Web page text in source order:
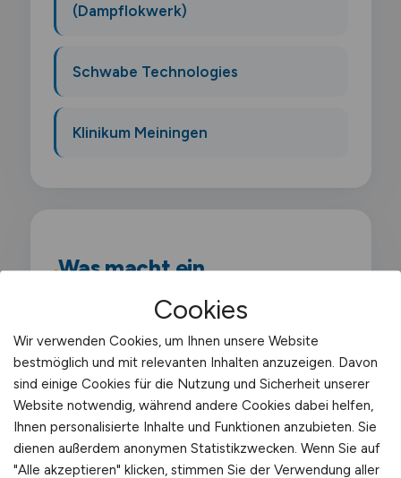
(Dampflokwerk)
Schwabe Technologies
Klinikum Meiningen
Was macht ein
Fahrzeugaufbereiter?
Als Fahrzeugaufbereiter bereitest du
Fahrzeuge professionell auf und bringst sie
in einen sauberen. gepflegten Zustand. Du
reinigst Innen- und Außenbereiche von
PKW. LKW und Nutzfahrzeugen und sorgst
Cookies
Wir verwenden Cookies, um Ihnen unsere Website
bestmöglich und mit relevanten Inhalten anzuzeigen. Davon
sind einige Cookies für die Nutzung und Sicherheit unserer
Website notwendig, während andere Cookies dabei helfen,
Ihnen personalisierte Inhalte und Funktionen anzubieten. Sie
dienen außerdem anonymen Statistikzwecken. Wenn Sie auf
"Alle akzeptieren" klicken, stimmen Sie der Verwendung aller